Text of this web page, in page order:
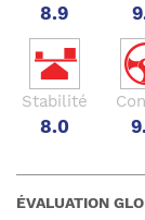
8.9
Stabilité
8.0
ÉVALUATION